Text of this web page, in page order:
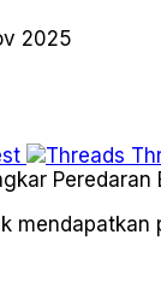
2025
mendapatkan